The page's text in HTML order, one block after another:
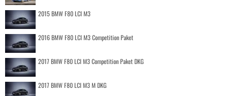
2015 BMW F80 LCI M3
2016 BMW F80 LCI M3 Competition Paket
2017 BMW F80 LCI M3 Competition Paket DKG
2017 BMW F80 LCI M3 M DKG